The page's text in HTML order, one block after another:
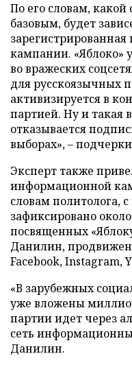
По его словам,
базовым, будет
кампании. «Яблоко»
во вражеских
для русскоязычных
активизируется в
партией. Ну и такая
отказывается
выборах», –
Эксперт также
информационной
словам политолога,
зафиксировано
посвященных
Данилин,
Facebook, Instagram,
«В зарубежных
уже вложены
партии идет через
сеть
Данилин.